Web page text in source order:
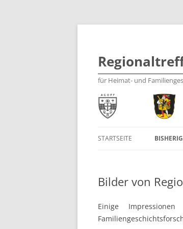
für Heimat- und
STARTSEITE
2017
2015
Bilder von
Einige